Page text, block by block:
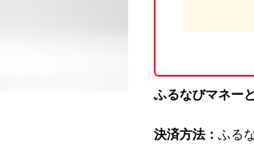
ふるなびマネー
決済方法： ふる